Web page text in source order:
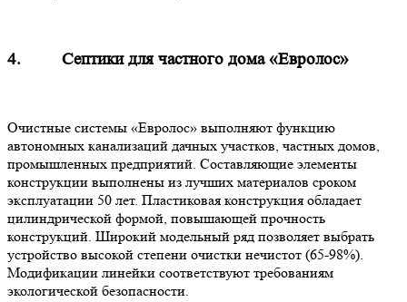
4. Септики для частного дома «Евролос»
Очистные системы «Евролос» выполняют функцию
автономных канализаций дачных участков, частных домов,
промышленных предприятий. Составляющие элементы
конструкции выполнены из лучших материалов сроком
эксплуатации 50 лет. Пластиковая конструкция обладает
цилиндрической формой, повышающей прочность
конструкций. Широкий модельный ряд позволяет выбрать
устройство высокой степени очистки нечистот (65-98%).
Модификации линейки соответствуют требованиям
экологической безопасности.